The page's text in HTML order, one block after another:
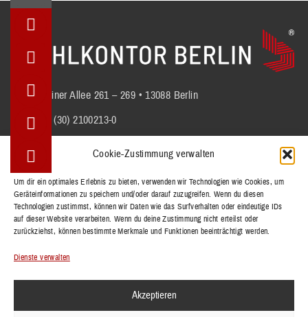
Cookie-Zustimmung verwalten
Um dir ein optimales Erlebnis zu bieten, verwenden wir Technologien wie Cookies, um
Geräteinformationen zu speichern und/oder darauf zuzugreifen. Wenn du diesen
Technologien zustimmst, können wir Daten wie das Surfverhalten oder eindeutige IDs
auf dieser Website verarbeiten. Wenn du deine Zustimmung nicht erteilst oder
zurückziehst, können bestimmte Merkmale und Funktionen beeinträchtigt werden.
Dienste verwalten
Akzeptieren
Berliner Allee 261 – 269 • 13088 Berlin
+49 (30) 2100213-0
STÜHLE
BÄNKE
TISCHE
REFERENZEN